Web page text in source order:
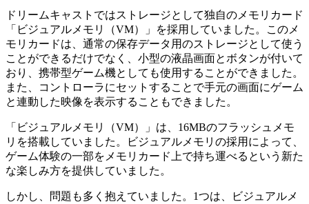
ドリームキャストではストレージとして独自のメモリカード
「ビジュアルメモリ（VM）」を採用していました。このメ
モリカードは、通常の保存データ用のストレージとして使う
ことができるだけでなく、小型の液晶画面とボタンが付いて
おり、携帯型ゲーム機としても使用することができました。
また、コントローラにセットすることで手元の画面にゲーム
と連動した映像を表示することもできました。
「ビジュアルメモリ（VM）」は、16MBのフラッシュメモ
リを搭載していました。ビジュアルメモリの採用によって、
ゲーム体験の一部をメモリカード上で持ち運べるという新た
な楽しみ方を提供していました。
しかし、問題も多く抱えていました。1つは、ビジュアルメ